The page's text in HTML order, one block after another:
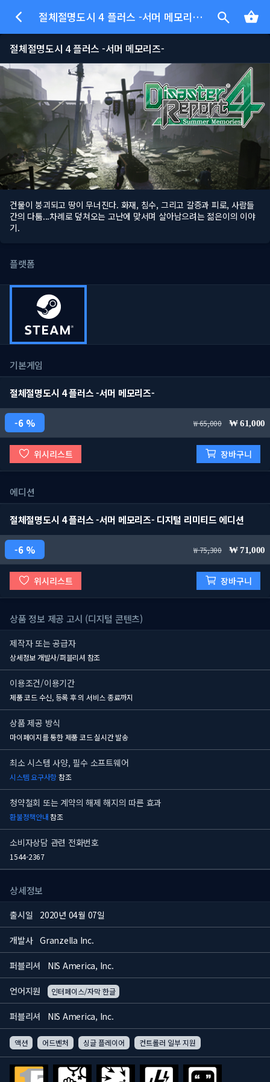
절체절명도시 4 플러스 -서머 메모리즈-
절체절명도시 4 플러스 -서머 메모리즈-
건물이 붕괴되고 땅이 무너진다. 화재, 침수, 그리고 갈증과 피로, 사람들
간의 다툼...차례로 덮쳐오는 고난에 맞서며 살아남으려는 젊은이의 이야
기.
플랫폼
기본게임
절체절명도시 4 플러스 -서머 메모리즈-
6 % 65,000 61,000
위시리스트 장바구니
에디션
절체절명도시 4 플러스 -서머 메모리즈- 디지털 리미티드 에디션
6 % 75,300 71,000
위시리스트 장바구니
상품 정보 제공 고시 (디지털 콘텐츠)
제작자 또는 공급자
상세정보 개발사/퍼블리셔 참조
이용조건/이용기간
제품 코드 수신, 등록 후의 서비스 종료까지
상품 제공 방식
마이페이지를 통한 제품 코드 실시간 발송
최소 시스템 사양, 필수 소프트웨어
시스템 요구사항참조
청약철회 또는 계약의 해제 해지의 따른 효과
환불정책안내참조
소비자상담 관련 전화번호
1544-2367
상세정보
출시일 2020년 04월 07일
개발사 Granzella Inc.
퍼블리셔 NIS America, Inc.
언어지원 인터페이스/자막 한글
퍼블리셔 NIS America, Inc.
액션 어드벤처 싱글 플레이어 컨트롤러 일부 지원